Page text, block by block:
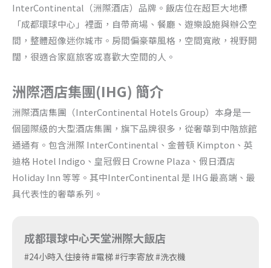
InterContinental（洲際酒店）品牌。飯店位在超巨大地標
「成都環球中心」裡面，自帶商場、餐廳、遊樂設施與辦公空
間，整體超像迷你城市。房間偏豪華風格，空間寬敞，視野開
闊，很適合家庭旅客或喜歡大空間的人。
洲際酒店集團(IHG) 簡介
洲際酒店集團（InterContinental Hotels Group）本身是一
個國際級的大型酒店集團，旗下品牌很多，從奢華到中階旅館
通通有。包含洲際 InterContinental、金普頓 Kimpton、英
迪格 Hotel Indigo、皇冠假日 Crowne Plaza、假日酒店
Holiday Inn 等等。其中InterContinental 是 IHG 最高端、最
具代表性的奢華系列。
成都環球中心天堂洲際大飯店
#24小時入住接待 #電梯 #行李寄放 #洗衣機